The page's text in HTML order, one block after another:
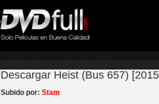
Descargar Heist (Bus 657)
Subido por: Stam